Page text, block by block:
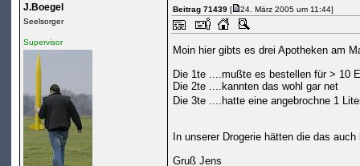
J.Boegel
Seelsorger
Supervisor
Beitrag 71439[ 24. März 2005 um 11:44]
Moin hier gibts es drei Apotheken am
Die 1te ....mußte es bestellen für > 10
Die 2te ....kannten das wohl gar net
Die 3te ....hatte eine angebrochne 1
In unserer Drogerie hätten die das
Gruß Jens